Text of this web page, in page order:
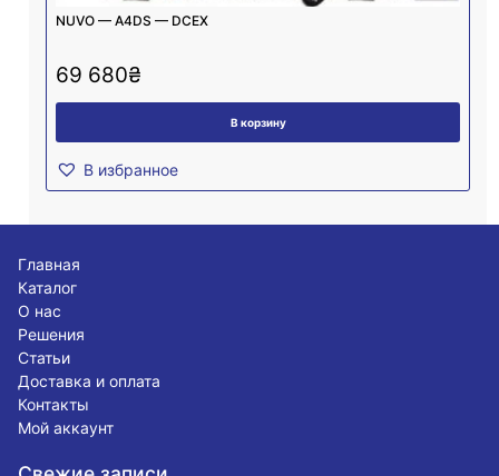
NUVO — A4DS — DCEX
69 680₴
В корзину
В избранное
Главная
Каталог
О нас
Решения
Статьи
Доставка и оплата
Контакты
Мой аккаунт